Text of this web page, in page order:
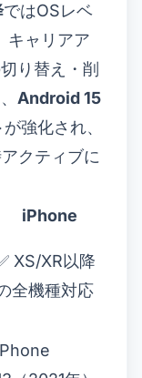
ではOSレベ
キャリアア
り替え・削
Android 15
が強化され、
クティブに
iPhone
XS/XR以降
全機種対応